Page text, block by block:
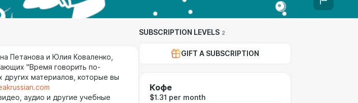
Петанова и Юлия Коваленко,
"Время говорить по-
других материалов, которые вы
аудио и другие учебные
SUBSCRIPTION LEVELS 2
GIFT A SUBSCRIPTION
Кофе
$1.31 per month